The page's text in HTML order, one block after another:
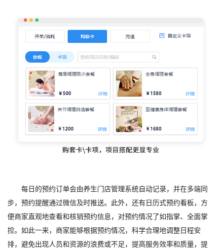
每日的预约订单会由养生门店管理系统自动记录，并在多端同
步，预约提醒通过微信及时推送。此外，还有日历式预约看板，方
便商家直观地查看和核销预约信息，对预约情况了如指掌、全面掌
控。如此一来，商家能够根据预约情况，科学合理地调整日程安
排，避免出现人员和资源的浪费或不足，提高服务效率和质量，提